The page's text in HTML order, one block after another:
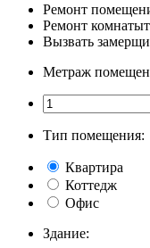
Ремонт
Ремонт комнаты
Вызвать
Метраж
Тип помещения:
Квартира
Коттедж
Офис
Здание: